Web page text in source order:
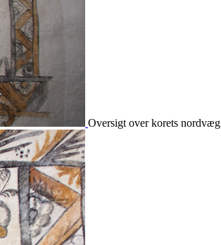
Oversigt over korets nordvæg